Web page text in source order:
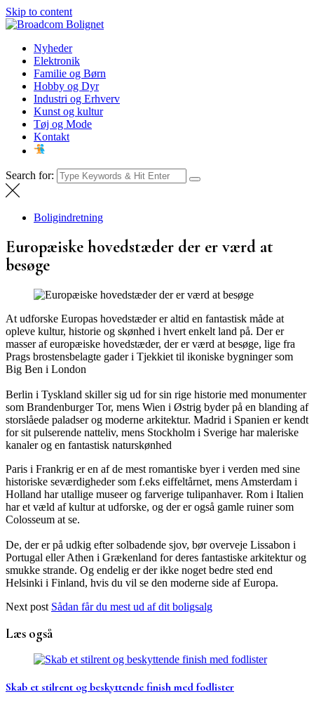
Skip to content
Broadcom Bolignet
NyhederNyheder
Elektronik
Familie og Børn
Hobby og Dyr
Industri og Erhverv
Kunst og kultur
Tøj og Mode
Kontakt
Search for:
Boligindretning
Europæiske hovedstæder der er værd at
besøge
At udforske Europas hovedstæder er altid en fantastisk måde at
opleve kultur, historie og skønhed i hvert enkelt land på. Der er
masser af europæiske hovedstæder, der er værd at besøge, lige fra
Prags brostensbelagte gader i Tjekkiet til ikoniske bygninger som
Big Ben i London
Berlin i Tyskland skiller sig ud for sin rige historie med monumenter
som Brandenburger Tor, mens Wien i Østrig byder på en blanding af
storslåede paladser og moderne arkitektur. Madrid i Spanien er kendt
for sit pulserende natteliv, mens Stockholm i Sverige har maleriske
kanaler og en fantastisk naturskønhed
Paris i Frankrig er en af de mest romantiske byer i verden med sine
historiske seværdigheder som f.eks eiffeltårnet, mens Amsterdam i
Holland har utallige museer og farverige tulipanhaver. Rom i Italien
har et væld af kultur at udforske, og der er også gamle ruiner som
Colosseum at se.
De, der er på udkig efter solbadende sjov, bør overveje Lissabon i
Portugal eller Athen i Grækenland for deres fantastiske arkitektur og
smukke strande. Og endelig er der ikke noget bedre sted end
Helsinki i Finland, hvis du vil se den moderne side af Europa.
Next post Sådan får du mest ud af dit boligsalg
Læs også
Skab et stilrent og beskyttende finish med fodlister